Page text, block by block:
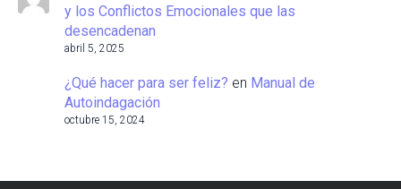
y los Conflictos Emocionales que las
desencadenan
abril 5, 2025
¿Qué hacer para ser feliz? en Manual de
Autoindagación
octubre 15, 2024